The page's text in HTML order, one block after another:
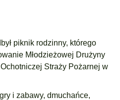
piknik rodzinny, którego
Młodzieżowej Drużyny
Straży Pożarnej w
i zabawy, dmuchańce,